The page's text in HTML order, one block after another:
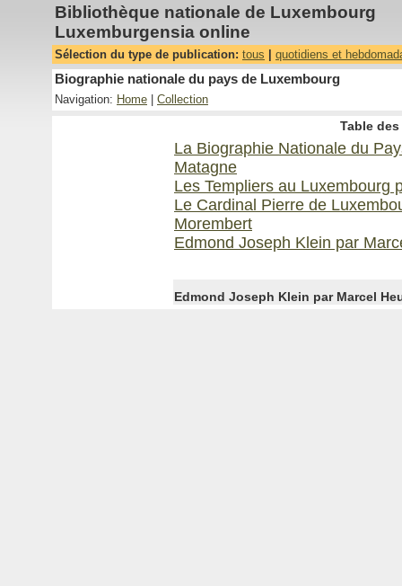
Bibliothèque nationale de Luxembourg
Luxemburgensia online
Sélection du type de publication: tous quotidiens et
Biographie nationale du pays de Luxembourg
Navigation: Home Collection
Table
La Biographie Nationale du
Matagne
Les Templiers au Luxembourg
Le Cardinal Pierre de
Morembert
Edmond Joseph Klein par
Edmond Joseph Klein par Marcel